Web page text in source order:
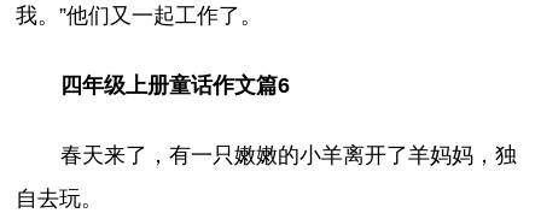
我。”他们又一起工作了。
四年级上册童话作文篇6
春天来了，有一只嫩嫩的小羊离开了羊妈妈，独
自去玩。